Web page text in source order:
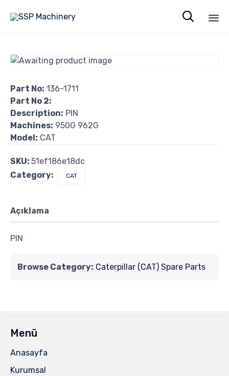

Part No: 136-1711
Part No 2:
Description: PIN
Machines: 950G 962G
Model: CAT
SKU: 51ef186e18dc
Category:
CAT
Açıklama
PIN
Browse Category: Caterpillar (CAT) Spare Parts
Menü
Anasayfa
Kurumsal